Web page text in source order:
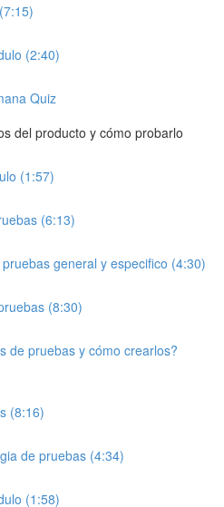
(2:40)
Quiz
del producto y cómo probarlo
(1:57)
(6:13)
general y especifico (4:30)
(8:30)
de pruebas y cómo crearlos?
(8:16)
de pruebas (4:34)
(1:58)